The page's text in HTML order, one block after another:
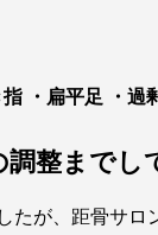
・扁平足 ・過
整までし